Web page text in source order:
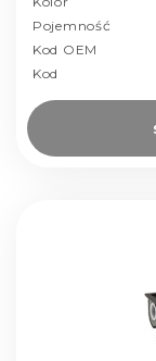
Pojemność
Kod OEM
Kod